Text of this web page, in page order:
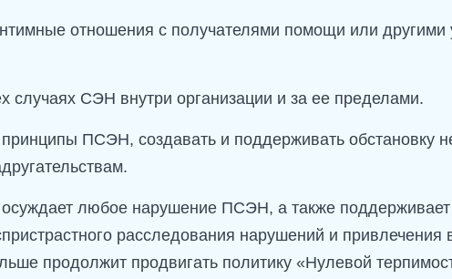
отношения с получателями помощи или
случаях СЭН внутри организации и за ее пределами.
ПСЭН, создавать и поддерживать обстановку
осуждает любое нарушение ПСЭН, а также
расследования нарушений и привлечения
продолжит продвигать политику «Нулевой